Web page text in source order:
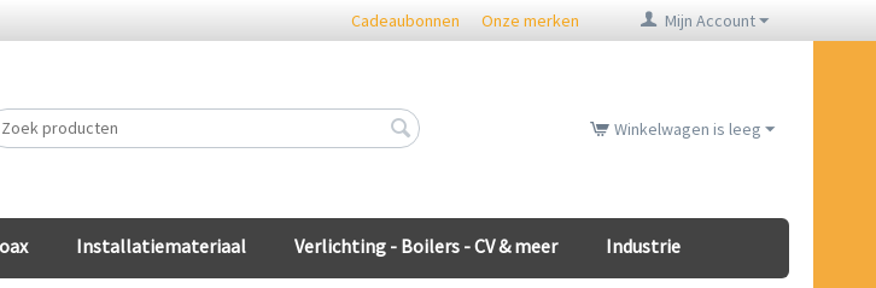
Mijn Account
Cadeaubonnen Onze merken
Winkelwagen is leeg
Installatiemateriaal Verlichting - Boilers - CV & meer Industrie